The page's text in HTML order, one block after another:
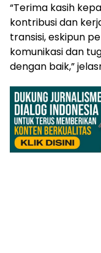
“Terima kasih
kontribusi dan
transisi, eskipun
komunikasi dan
dengan baik,”